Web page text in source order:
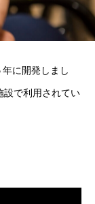
に開発しまし
設で利用されてい